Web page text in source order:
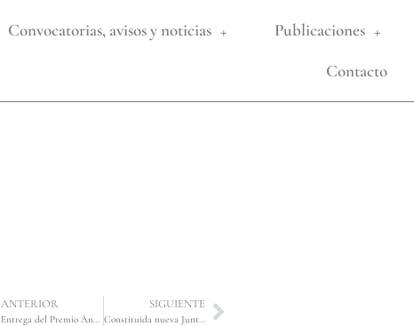
Convocatorias, avisos y noticias
Publicaciones
Contacto
ANTERIOR
Entrega del Premio Ángel Olavarría de «Estudios Jurídicos», en su XI edición, a D. Pompeyo Gabriel Ortega Lozano con fecha 22 de junio de 2021.
SIGUIENTE
Constituida nueva Junta de Gobierno, con fecha 22 de junio de 2021.